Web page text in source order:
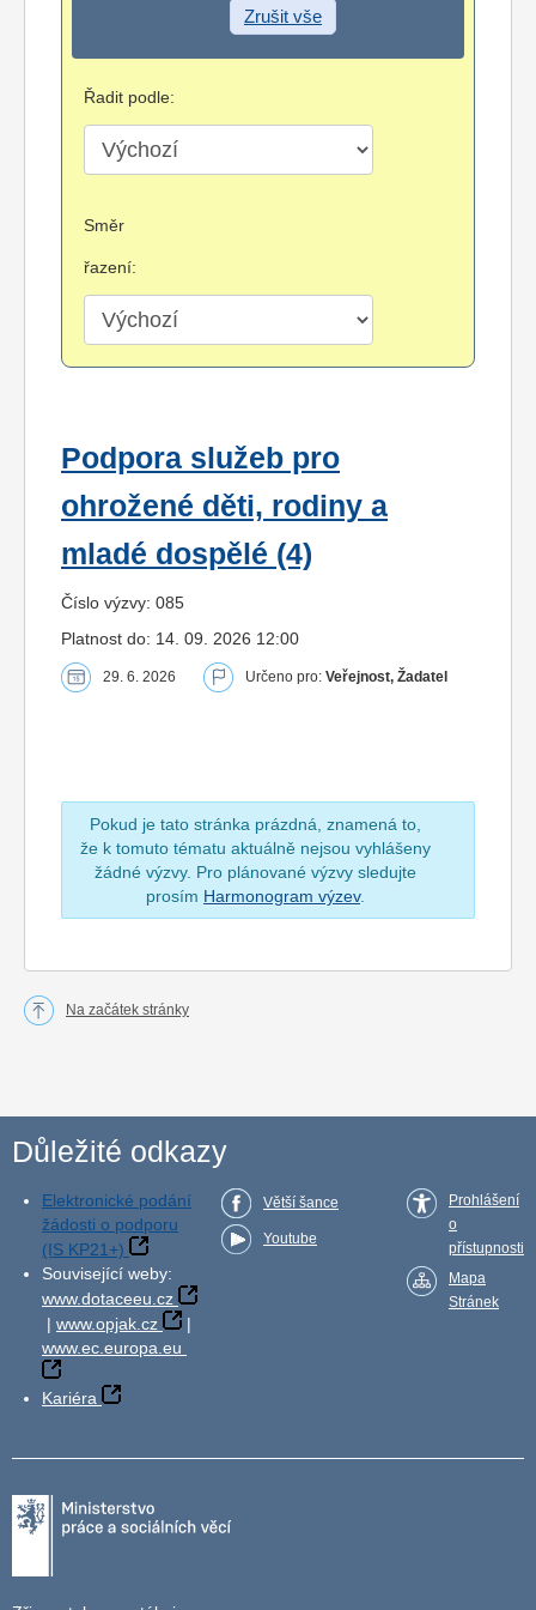
Zrušit vše
Řadit podle:
Směr
řazení:
Podpora služeb pro
ohrožené děti, rodiny a
mladé dospělé (4)
Číslo výzvy: 085
Platnost do: 14. 09. 2026 12:00
29. 6. 2026 Určeno pro: Veřejnost, Žadatel
Pokud je tato stránka prázdná, znamená to,
že k tomuto tématu aktuálně nejsou vyhlášeny
žádné výzvy. Pro plánované výzvy sledujte
prosím Harmonogram výzev.
Na začátek stránky
Důležité odkazy
Elektronické podání
žádosti o podporu
(IS KP21+)
Související weby:
www.dotaceeu.cz
| www.opjak.cz
|
www.ec.europa.eu
Kariéra
Větší šance
Youtube
Prohlášení
o
přístupnosti
Mapa
Stránek